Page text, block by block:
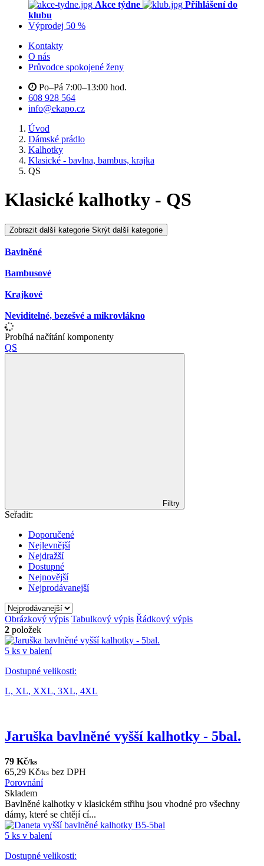
Akce týdne
Přihlášení do
klubu
Výprodej 50 %
Kontakty
O nás
Průvodce spokojené ženy
Po–Pá 7:00–13:00 hod.
608 928 564
info@ekapo.cz
Úvod
Dámské prádlo
Kalhotky
Klasické - bavlna, bambus, krajka
QS
Klasické kalhotky - QS
Zobrazit další kategorie Skrýt další kategorie
Bavlněné
Bambusové
Krajkové
Neviditelné, bezešvé a mikrovlákno
Probíhá načítání komponenty
QS
Filtry
Seřadit:
Doporučené
Nejlevnější
Nejdražší
Dostupné
Nejnovější
Nejprodávanejší
Obrázkový výpis Tabulkový výpis Řádkový výpis
2 položek
5 ks v balení
Dostupné velikosti:
L, XL, XXL, 3XL, 4XL
Jaruška bavlněné vyšší kalhotky - 5bal.
79 Kč/ks
65,29 Kč/ks bez DPH
Porovnání
Skladem
Bavlněné kalhotky v klasickém střihu jsou vhodné pro všechny
dámy, které se chtějí cí...
5 ks v balení
Dostupné velikosti: